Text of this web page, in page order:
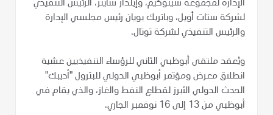
الإدارة لمجموعة سينوكيم، وإيلدار سايتر، الرئيس التنفيذي
لشركة ستات أويل، وباتريك بويان رئيس مجلسي الإدارة
والرئيس التنفيذي لشركة توتال.
ويُعقد ملتقى أبوظبي الثاني للرؤساء التنفيذيين عشية
انطلاق معرض ومؤتمر أبوظبي الدولي للبترول "أديبك"
الحدث الدولي الأبرز لقطاع النفط والغاز، والذي يقام في
أبوظبي من 13 إلى 16 نوفمبر الجاري.